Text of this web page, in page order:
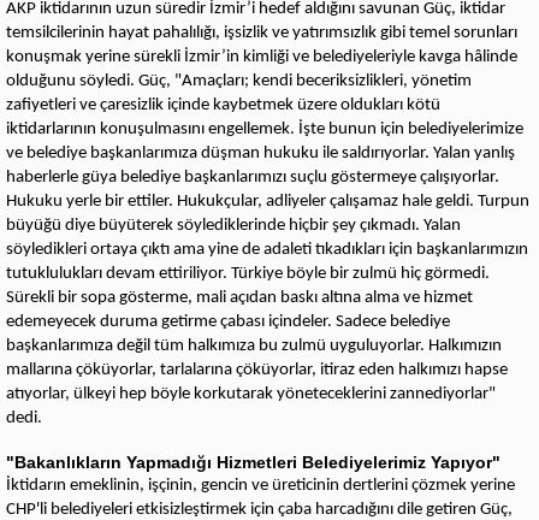
AKP iktidarının uzun süredir İzmir’i hedef aldığını savunan Güç, iktidar
temsilcilerinin hayat pahalılığı, işsizlik ve yatırımsızlık gibi temel sorunları
konuşmak yerine sürekli İzmir’in kimliği ve belediyeleriyle kavga hâlinde
olduğunu söyledi. Güç, "Amaçları; kendi beceriksizlikleri, yönetim
zafiyetleri ve çaresizlik içinde kaybetmek üzere oldukları kötü
iktidarlarının konuşulmasını engellemek. İşte bunun için belediyelerimize
ve belediye başkanlarımıza düşman hukuku ile saldırıyorlar. Yalan yanlış
haberlerle güya belediye başkanlarımızı suçlu göstermeye çalışıyorlar.
Hukuku yerle bir ettiler. Hukukçular, adliyeler çalışamaz hale geldi. Turpun
büyüğü diye büyüterek söylediklerinde hiçbir şey çıkmadı. Yalan
söyledikleri ortaya çıktı ama yine de adaleti tıkadıkları için başkanlarımızın
tutuklulukları devam ettiriliyor. Türkiye böyle bir zulmü hiç görmedi.
Sürekli bir sopa gösterme, mali açıdan baskı altına alma ve hizmet
edemeyecek duruma getirme çabası içindeler. Sadece belediye
başkanlarımıza değil tüm halkımıza bu zulmü uyguluyorlar. Halkımızın
mallarına çöküyorlar, tarlalarına çöküyorlar, itiraz eden halkımızı hapse
atıyorlar, ülkeyi hep böyle korkutarak yöneteceklerini zannediyorlar"
dedi.
"Bakanlıkların Yapmadığı Hizmetleri Belediyelerimiz Yapıyor"
İktidarın emeklinin, işçinin, gencin ve üreticinin dertlerini çözmek yerine
CHP'li belediyeleri etkisizleştirmek için çaba harcadığını dile getiren Güç,